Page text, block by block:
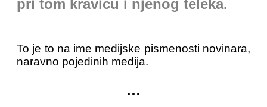
pri tom kravicu i njenog teleka.
To je to na ime medijske pismenosti novinara,
naravno pojedinih medija.
...